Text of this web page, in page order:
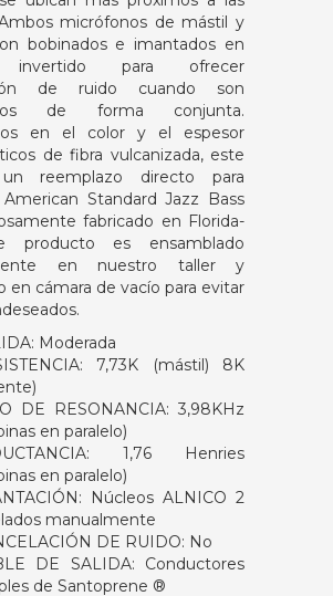
micrófonos de mástil y
bobinados e imantados en
invertido para ofrecer
de ruido cuando son
de forma conjunta.
en el color y el espesor
de fibra vulcanizada, este
reemplazo directo para
Standard Jazz Bass
fabricado en Florida-
producto es ensamblado
en nuestro taller y
en cámara de vacío para evitar
Moderada
7,73K (mástil) 8K
DE RESONANCIA: 3,98KHz
en paralelo)
1,76 Henries
en paralelo)
Núcleos ALNICO 2
manualmente
DE RUIDO: No
DE SALIDA: Conductores
de Santoprene ®